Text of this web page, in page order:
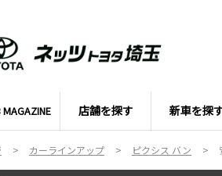
MAGAZINE 店舗を探す 新車を探
カーラインアップ ピクシス バン